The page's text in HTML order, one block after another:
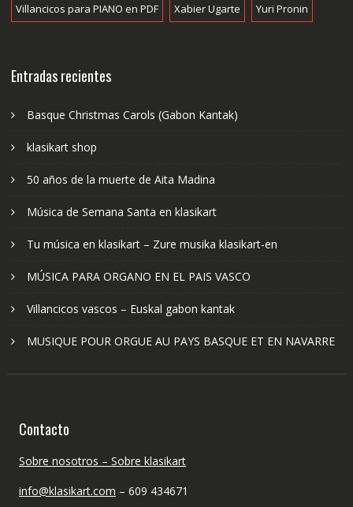
Villancicos para PIANO en PDF Xabier Ugarte Yuri Pronin
Entradas recientes
Basque Christmas Carols (Gabon Kantak)
klasikart shop
50 años de la muerte de Aita Madina
Música de Semana Santa en klasikart
Tu música en klasikart – Zure musika klasikart-en
MÚSICA PARA ORGANO EN EL PAIS VASCO
Villancicos vascos – Euskal gabon kantak
MUSIQUE POUR ORGUE AU PAYS BASQUE ET EN NAVARRE
Contacto
Sobre nosotros – Sobre klasikart
info@klasikart.com – 609 434671